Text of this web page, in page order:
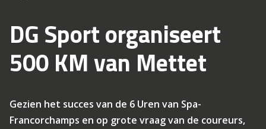
DG Sport organiseert
500 KM van Mettet
Gezien het succes van de 6 Uren van Spa-
Francorchamps en op grote vraag van de coureurs,